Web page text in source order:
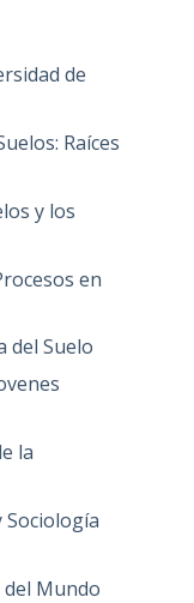
de
Raíces
y los
en
del Suelo
la
Sociología
del Mundo